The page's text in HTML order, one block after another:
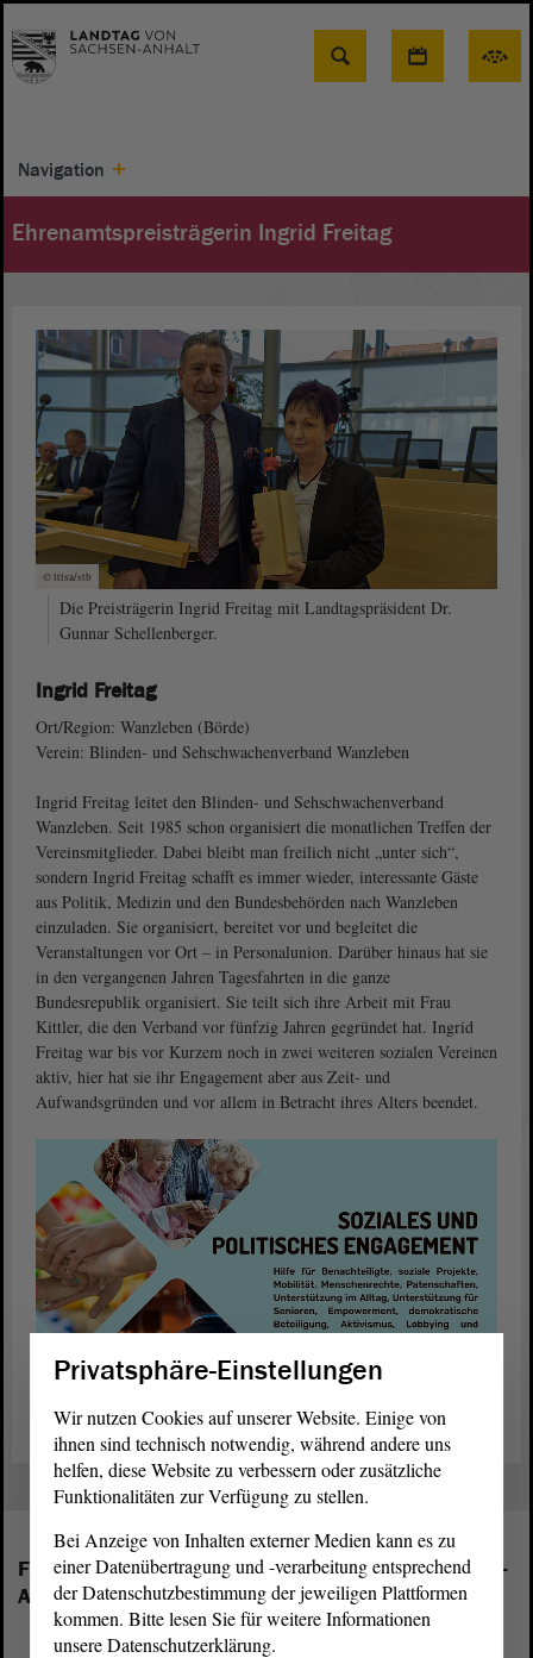
Suche
Navigation
Ehrenamtspreisträgerin Ingrid Freitag
© ltlsa/stb
Die Preisträgerin Ingrid Freitag mit Landtagspräsident Dr.
Gunnar Schellenberger.
Ingrid Freitag
Ort/Region: Wanzleben (Börde)
Verein: Blinden- und Sehschwachenverband Wanzleben
Ingrid Freitag leitet den Blinden- und Sehschwachenverband
Wanzleben. Seit 1985 schon organisiert die monatlichen Treffen der
Vereinsmitglieder. Dabei bleibt man freilich nicht „unter sich“,
sondern Ingrid Freitag schafft es immer wieder, interessante Gäste
aus Politik, Medizin und den Bundesbehörden nach Wanzleben
einzuladen. Sie organisiert, bereitet vor und begleitet die
Veranstaltungen vor Ort ‒ in Personalunion. Darüber hinaus hat sie
in den vergangenen Jahren Tagesfahrten in die ganze
Bundesrepublik organisiert. Sie teilt sich ihre Arbeit mit Frau
Kittler, die den Verband vor fünfzig Jahren gegründet hat. Ingrid
Freitag war bis vor Kurzem noch in zwei weiteren sozialen Vereinen
aktiv, hier hat sie ihr Engagement aber aus Zeit- und
Aufwandsgründen und vor allem in Betracht ihres Alters beendet.
Folgende Fraktionen sind im Landtag von Sachsen-
Anhalt vertreten:
Privatsphäre-Einstellungen
Wir nutzen Cookies auf unserer Website. Einige von
ihnen sind technisch notwendig, während andere uns
helfen, diese Website zu verbessern oder zusätzliche
Funktionalitäten zur Verfügung zu stellen.
Bei Anzeige von Inhalten externer Medien kann es zu
einer Datenübertragung und -verarbeitung entsprechend
der Datenschutzbestimmung der jeweiligen Plattformen
kommen. Bitte lesen Sie für weitere Informationen
unsere Datenschutzerklärung.